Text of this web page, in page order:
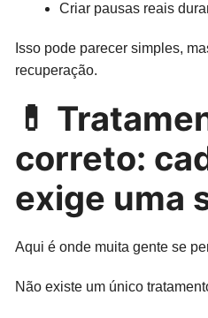
Criar pausas reais
Isso pode parecer simples,
recuperação.
💊
correto:
exige uma
Aqui é onde muita gente se
Não existe um único